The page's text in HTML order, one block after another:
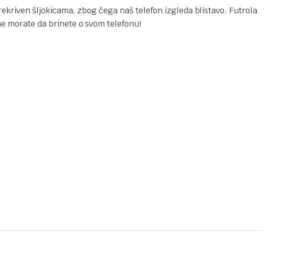
šljokicama, zbog čega naš telefon izgleda blistavo. Futrola
morate da brinete o svom telefonu!